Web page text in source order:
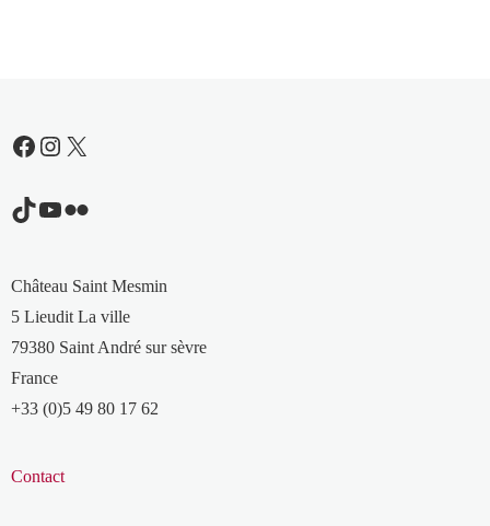
Facebook
Instagram
X
TikTok
YouTube
Flickr
Château Saint Mesmin
5 Lieudit La ville
79380 Saint André sur sèvre
France
+33 (0)5 49 80 17 62
Contact